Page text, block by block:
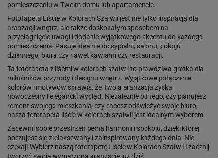
pomieszczeniu w Twoim domu lub apartamencie.
Fototapeta Liście w Kolorach Szałwii jest nie tylko inspiracją dla
aranżacji wnętrz, ale także doskonałym sposobem na
przyciągnięcie uwagi i dodanie wyjątkowego akcentu do każdego
pomieszczenia. Pasuje idealnie do sypialni, salonu, pokoju
dziennego, biura czy nawet kawiarni czy restauracji.
Ta fototapeta z liśćmi w kolorach szałwii to prawdziwa gratka dla
miłośników przyrody i designu wnętrz. Wyjątkowe połączenie
kolorów i motywów sprawia, że Twoja aranżacja zyska
nowoczesny i elegancki wygląd. Niezależnie od tego, czy planujesz
remont swojego mieszkania, czy chcesz odświeżyć swoje biuro,
nasza fototapeta liście w kolorach szałwii jest idealnym wyborem.
Zapewnij sobie przestrzeń pełną harmonii i spokoju, dzięki której
poczujesz się zrelaksowany i zainspirowany każdego dnia. Nie
czekaj! Wybierz naszą fototapetę Liście w Kolorach Szałwii i zacznij
tworzyć swoją wymarzoną aranżację już dziś.